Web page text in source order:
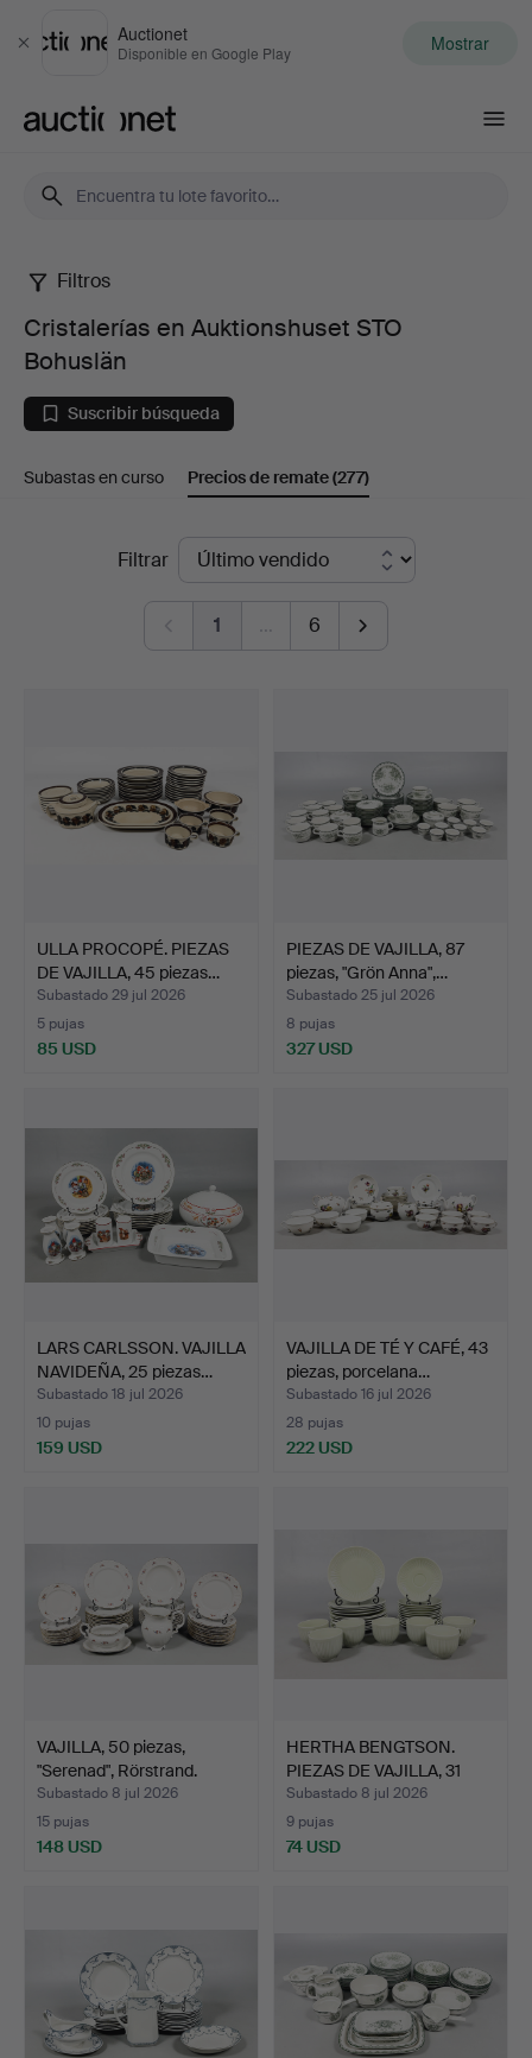
Cerrar
Auctionet
Disponible en Google Play Mostrar
Cristalerías
en
Auktionshuset
STO
Filtros
Cristalerías en Auktionshuset STO
Bohuslän
Suscribir búsqueda
Subastas en curso Precios de remate(277)
Filtrar
1 … 6
ULLA PROCOPÉ. PIEZAS
DE VAJILLA, 45 piezas…
Subastado 29 jul 2026
5 pujas
85 USD
PIEZAS DE VAJILLA, 87
piezas, "Grön Anna",…
Subastado 25 jul 2026
8 pujas
327 USD
LARS CARLSSON. VAJILLA
NAVIDEÑA, 25 piezas…
Subastado 18 jul 2026
10 pujas
159 USD
VAJILLA DE TÉ Y CAFÉ, 43
piezas, porcelana…
Subastado 16 jul 2026
28 pujas
222 USD
VAJILLA, 50 piezas,
"Serenad", Rörstrand.
Subastado 8 jul 2026
15 pujas
148 USD
HERTHA BENGTSON.
PIEZAS DE VAJILLA, 31
pie…
Subastado 8 jul 2026
9 pujas
74 USD